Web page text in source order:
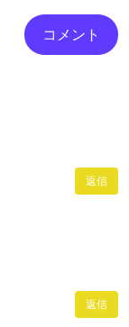
返信
返信